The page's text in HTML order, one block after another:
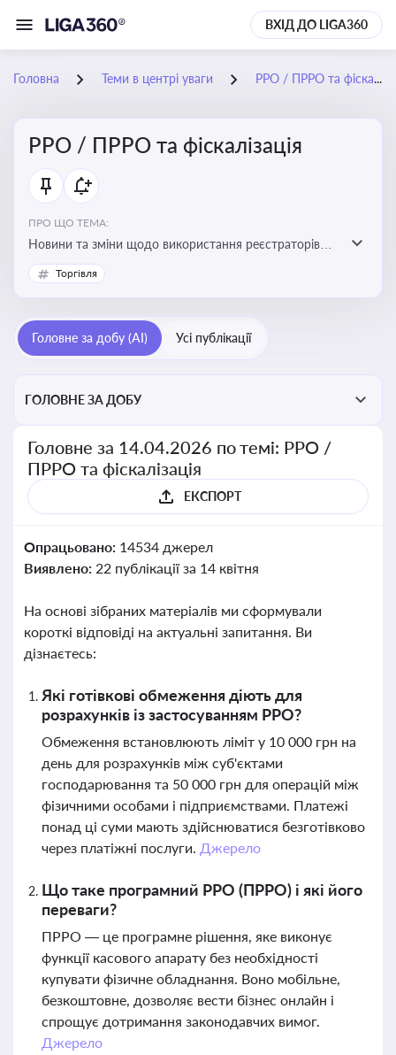
ВХІД ДО LIGA360
Головна Теми в центрі уваги РРО / ПРРО та фіскалізація
РРО / ПРРО та фіскалізація
ПРО ЩО ТЕМА:
Новини та зміни щодо використання реєстраторів
розрахункових операцій, аналіз законодавства про
РРО, позиції ДПС та судів щодо РРО
Торгівля
Головне за добу (AI) Усі публікації
ГОЛОВНЕ ЗА ДОБУ
Головне за 14.04.2026 по темі: РРО /
ПРРО та фіскалізація
ЕКСПОРТ
Опрацьовано: 14534 джерел
Виявлено: 22 публікації за 14 квітня
На основі зібраних матеріалів ми сформували
короткі відповіді на актуальні запитання. Ви
дізнаєтесь:
Які готівкові обмеження діють для
розрахунків із застосуванням РРО?
Обмеження встановлюють ліміт у 10 000 грн на
день для розрахунків між суб'єктами
господарювання та 50 000 грн для операцій між
фізичними особами і підприємствами. Платежі
понад ці суми мають здійснюватися безготівково
через платіжні послуги. Джерело
Що таке програмний РРО (ПРРО) і які його
переваги?
ПРРО — це програмне рішення, яке виконує
функції касового апарату без необхідності
купувати фізичне обладнання. Воно мобільне,
безкоштовне, дозволяє вести бізнес онлайн і
спрощує дотримання законодавчих вимог.
Джерело